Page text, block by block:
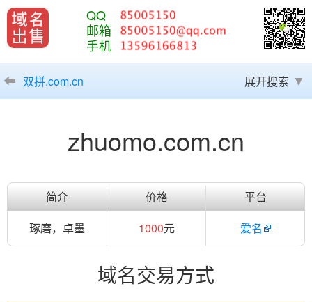
QQ
邮箱
手机
双拼.com.cn 展开搜索
zhuomo.com.cn
简介 价格
平台
琢磨，卓墨
1000元 爱名
域名交易方式